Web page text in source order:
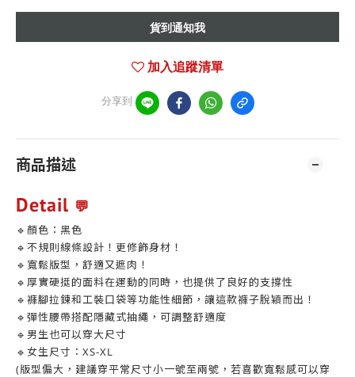
貨到通知我
加入追蹤清單
分享到
商品描述
Detail 💬
🔹顏色：黑色
🔹不規則線條設計！更修飾身材！
🔹寬鬆版型，舒適又遮肉！
🔹厚實硬挺的面料在運動的同時，也提供了良好的支撐性
🔹褲腳拉鍊和工裝口袋等功能性細節，讓這款褲子脫穎而出！
🔹彈性腰帶搭配隱藏式抽繩，可調整舒適度
🔹男生也可以穿大尺寸
🔹女生尺寸：XS-XL
(版型偏大，建議穿平常尺寸小一號至兩號，若喜歡寬鬆感可以穿